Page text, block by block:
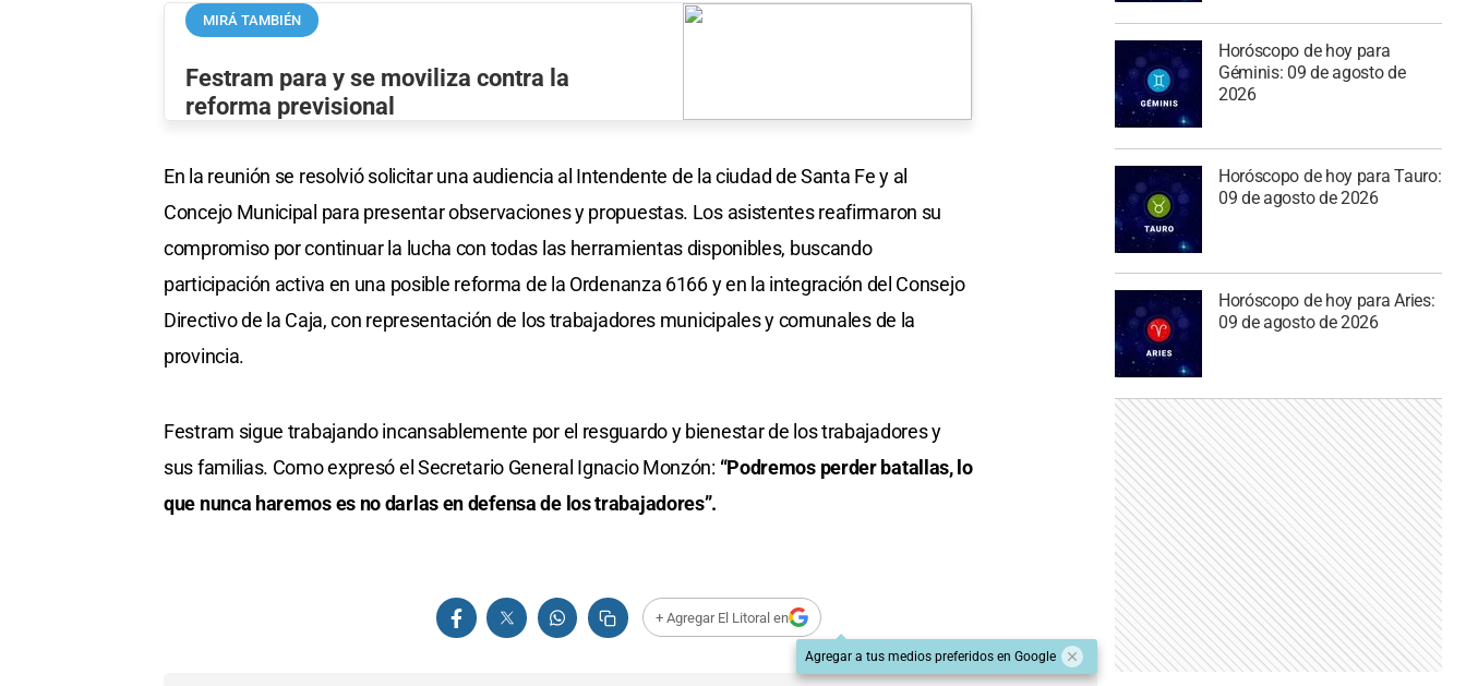
MIRÁ TAMBIÉN
Festram para y se moviliza contra la
reforma previsional
En la reunión se resolvió solicitar una audiencia al Intendente de la ciudad de Santa Fe y al
Concejo Municipal para presentar observaciones y propuestas. Los asistentes reafirmaron su
compromiso por continuar la lucha con todas las herramientas disponibles, buscando
participación activa en una posible reforma de la Ordenanza 6166 y en la integración del Consejo
Directivo de la Caja, con representación de los trabajadores municipales y comunales de la
provincia.
Festram sigue trabajando incansablemente por el resguardo y bienestar de los trabajadores y
sus familias. Como expresó el Secretario General Ignacio Monzón: “Podremos perder batallas, lo
que nunca haremos es no darlas en defensa de los trabajadores”.
+ Agregar El Litoral en
Agregar a tus medios preferidos en Google
Horóscopo de hoy para
Géminis: 09 de agosto de
2026
Horóscopo de hoy para Tauro:
09 de agosto de 2026
Horóscopo de hoy para Aries:
09 de agosto de 2026